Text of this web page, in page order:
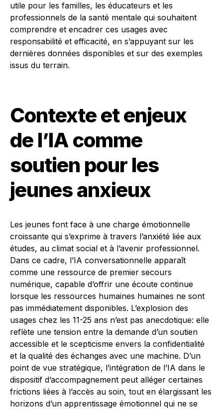
utile pour les familles, les éducateurs et les
professionnels de la santé mentale qui souhaitent
comprendre et encadrer ces usages avec
responsabilité et efficacité, en s’appuyant sur les
dernières données disponibles et sur des exemples
issus du terrain.
Contexte et enjeux
de l’IA comme
soutien pour les
jeunes anxieux
Les jeunes font face à une charge émotionnelle
croissante qui s’exprime à travers l’anxiété liée aux
études, au climat social et à l’avenir professionnel.
Dans ce cadre, l’IA conversationnelle apparaît
comme une ressource de premier secours
numérique, capable d’offrir une écoute continue
lorsque les ressources humaines humaines ne sont
pas immédiatement disponibles. L’explosion des
usages chez les 11-25 ans n’est pas anecdotique: elle
reflète une tension entre la demande d’un soutien
accessible et le scepticisme envers la confidentialité
et la qualité des échanges avec une machine. D’un
point de vue stratégique, l’intégration de l’IA dans le
dispositif d’accompagnement peut alléger certaines
frictions liées à l’accès au soin, tout en élargissant les
horizons d’un apprentissage émotionnel qui ne se